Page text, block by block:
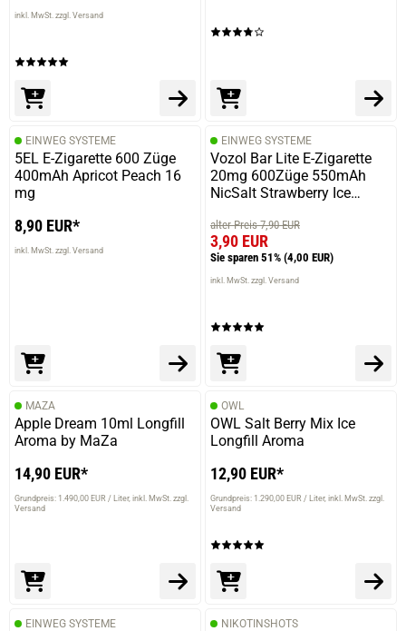
prev next
inkl. MwSt. zzgl. Versand
EINWEG SYSTEME
5EL E-Zigarette 600 Züge
400mAh Apricot Peach 16
mg
8,90 EUR*
inkl. MwSt. zzgl. Versand
EINWEG SYSTEME
Vozol Bar Lite E-Zigarette
20mg 600Züge 550mAh
NicSalt Strawberry Ice
alter Preis 7,90 EUR
3,90 EUR
Sie sparen 51% (4,00 EUR)
inkl. MwSt. zzgl. Versand
MAZA
Apple Dream 10ml Longfill
Aroma by MaZa
14,90 EUR*
Grundpreis: 1.490,00 EUR / Liter inkl. MwSt. zzgl.
Versand
OWL
OWL Salt Berry Mix Ice
Longfill Aroma
12,90 EUR*
Grundpreis: 1.290,00 EUR / Liter inkl. MwSt. zzgl.
Versand
EINWEG SYSTEME NIKOTINSHOTS